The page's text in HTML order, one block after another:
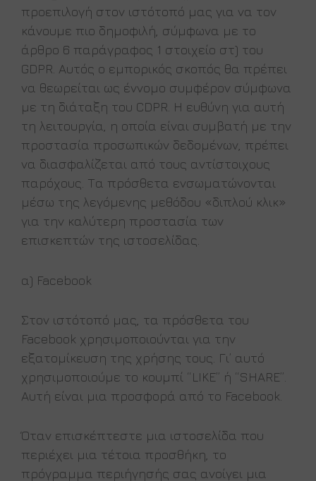
προεπιλογή στον ιστότοπό μας για να τον
κάνουμε πιο δημοφιλή, σύμφωνα με το
άρθρο 6 παράγραφος 1 στοιχείο στ) του
GDPR. Αυτός ο εμπορικός σκοπός θα πρέπει
να θεωρείται ως έννομο συμφέρον σύμφωνα
με τη διάταξη του CDPR. Η ευθύνη για αυτή
τη λειτουργία, η οποία είναι συμβατή με την
προστασία προσωπικών δεδομένων, πρέπει
να διασφαλίζεται από τους αντίστοιχους
παρόχους. Τα πρόσθετα ενσωματώνονται
μέσω της λεγόμενης μεθόδου «διπλού κλικ»
για την καλύτερη προστασία των
επισκεπτών της ιστοσελίδας.
α) Facebook
Στον ιστότοπό μας, τα πρόσθετα του
Facebook χρησιμοποιούνται για την
εξατομίκευση της χρήσης τους. Γι’ αυτό
χρησιμοποιούμε το κουμπί “LIKE” ή “SHARE”.
Αυτή είναι μια προσφορά από το Facebook.
Όταν επισκέπτεστε μια ιστοσελίδα που
περιέχει μια τέτοια προσθήκη, το
πρόγραμμα περιήγησής σας ανοίγει μια